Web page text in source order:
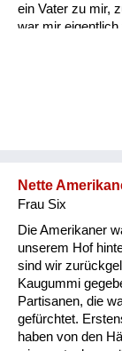
ein Vater zu mir,
war mir
Nette
Frau Six
Die Amerikaner
unserem Hof
sind wir
Kaugummi
Partisanen, die
gefürchtet.
haben von den